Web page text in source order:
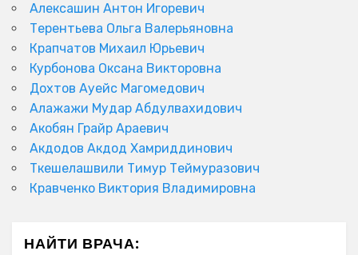
Алексашин Антон Игоревич
Терентьева Ольга Валерьяновна
Крапчатов Михаил Юрьевич
Курбонова Оксана Викторовна
Дохтов Ауейс Магомедович
Алажажи Мудар Абдулвахидович
Акобян Грайр Араевич
Акдодов Акдод Хамриддинович
Ткешелашвили Тимур Теймуразович
Кравченко Виктория Владимировна
НАЙТИ ВРАЧА: